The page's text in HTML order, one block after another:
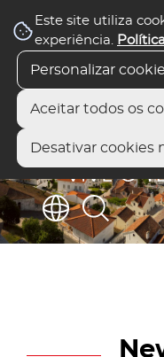
Este site utiliza
experiência.
Personalizar
Aceitar todos os
Desativar cookies